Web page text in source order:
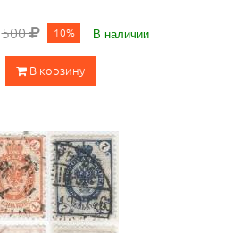
500 10% В наличии
В корзину